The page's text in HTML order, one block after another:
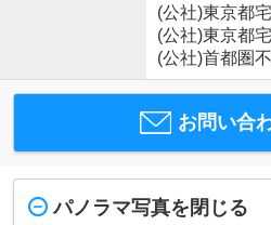
(公社)東京都
(公社)東京都
(公社)首都圏
お問い合
パノラマ写真を閉じる